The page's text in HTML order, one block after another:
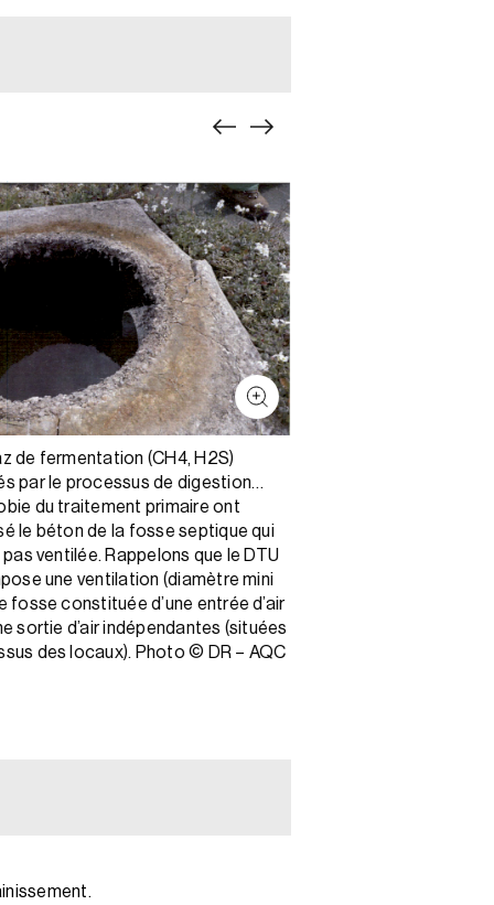
de fermentation (CH4, H2S)
par le processus de digestion
du traitement primaire ont
le béton de la fosse septique qui
pas ventilée. Rappelons que le DTU
une ventilation (diamètre mini
fosse constituée d’une entrée d’air
sortie d’air indépendantes (situées
des locaux). Photo © DR – AQC